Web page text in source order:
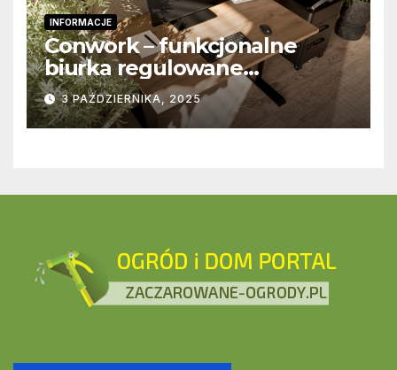
INFORMACJE
Conwork – funkcjonalne
biurka regulowane
stworzone z myślą o
nowoczesnych
przestrzeniach pracy
3 PAŹDZIERNIKA, 2025